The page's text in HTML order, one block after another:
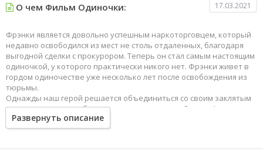
О чем Фильм Одиночки: 17.03.2021
Фрэнки является довольно успешным наркоторговцем, который
недавно освободился из мест не столь отдаленных, благодаря
выгодной сделки с прокурором. Теперь он стал самым настоящим
одиночкой, у которого практически никого нет. Фрэнки живет в
гордом одиночестве уже несколько лет после освобождения из
тюрьмы.
Однажды наш герой решается объединиться со своим заклятым
врагом для того, чтобы достигнут поставленной цели. А вот
удастся ли это бывшему наркобарону остается большим
вопросом. И ответ на него очень неоднозначный и
Развернуть описание